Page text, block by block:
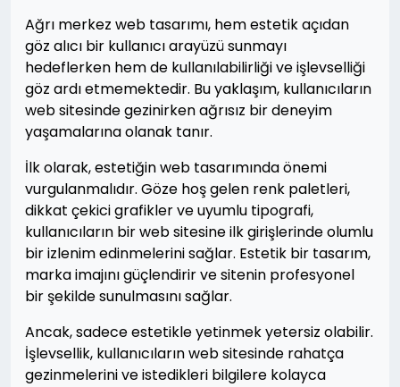
Ağrı merkez web tasarımı, hem estetik açıdan
göz alıcı bir kullanıcı arayüzü sunmayı
hedeflerken hem de kullanılabilirliği ve işlevselliği
göz ardı etmemektedir. Bu yaklaşım, kullanıcıların
web sitesinde gezinirken ağrısız bir deneyim
yaşamalarına olanak tanır.
İlk olarak, estetiğin web tasarımında önemi
vurgulanmalıdır. Göze hoş gelen renk paletleri,
dikkat çekici grafikler ve uyumlu tipografi,
kullanıcıların bir web sitesine ilk girişlerinde olumlu
bir izlenim edinmelerini sağlar. Estetik bir tasarım,
marka imajını güçlendirir ve sitenin profesyonel
bir şekilde sunulmasını sağlar.
Ancak, sadece estetikle yetinmek yetersiz olabilir.
İşlevsellik, kullanıcıların web sitesinde rahatça
gezinmelerini ve istedikleri bilgilere kolayca